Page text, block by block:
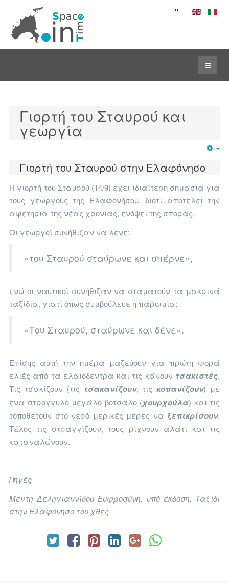
Γιορτή του Σταυρού και
γεωργία
Γιορτή του Σταυρού στην Ελαφόνησο
Η γιορτή του Σταυρού (14/9) έχει ιδιαίτερη σημασία για
τους γεωργούς της Ελαφονήσου, διότι αποτελεί την
αφετηρία της νέας χρονιάς, ενόψει της σποράς.
Οι γεωργοί συνήθιζαν να λένε:
«του Σταυρού σταύρωνε και σπέρνε»,
ενώ οι ναυτικοί συνήθιζαν να σταματούν τα μακρινά
ταξίδια, γιατί όπως συμβούλευε η παροιμία:
«Του Σταυρού, σταύρωνε και δένε».
Επίσης αυτή την ημέρα μαζεύουν για πρώτη φορά
ελιές από τα ελαιόδεντρα και τις κάνουν τσακιστές.
Τις τσακίζουν (τις τσακανίζουν, τιςκοπανίζουν) με
ένα στρογγυλό μεγάλο βότσαλο (χουρχούλα) και τις
τοποθετούν στο νερό μερικές μέρες να ξεπικρίσουν.
Τέλος τις στραγγίζουν, τους ρίχνουν αλάτι και τις
καταναλώνουν.
Πηγές
Μέντη Δεληγιαννίδου Ευφροσύνη, υπό έκδοση, Ταξίδι
στην Ελαφόνησο του χθες